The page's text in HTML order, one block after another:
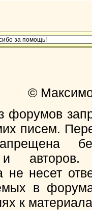
©
форумов
писем.
несет
в
к